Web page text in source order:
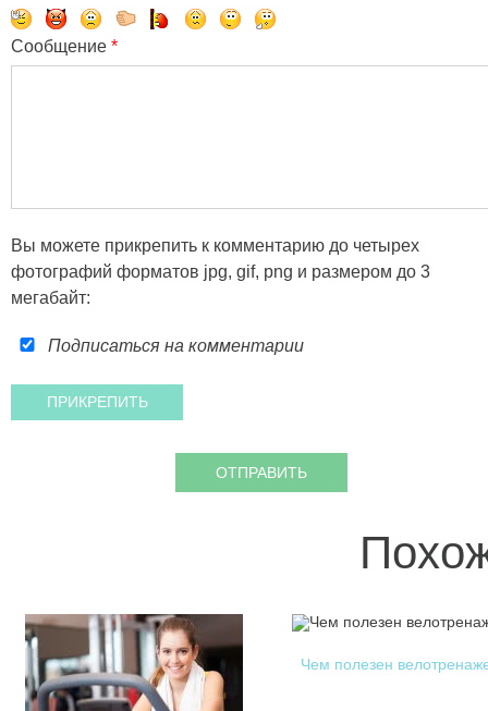
Сообщение *
Вы можете прикрепить к комментарию до четырех
фотографий форматов jpg, gif, png и размером до 3
мегабайт:
Подписаться на комментарии
Чем полезен